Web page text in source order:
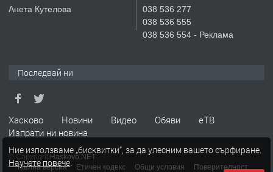
СГЛОБЯВАНЕ НА МЕБЕЛИ.
апартамент под наем в кв.
Училищни, гр. Хасково.
преди 5 дни
Анета Кутелова
038 536 277
038 536 555
038 536 554 - Реклама
Последвай ни
Хасково Новини Видео Обяви
еТВ
Изпрати ни новина
© Copyright Haskovo.NET
Пълна версия
Етичен кодекс Общи условия Поверителност
Ние използваме „бисквитки“, за да улесним вашето сърфиране.
Научете повече.